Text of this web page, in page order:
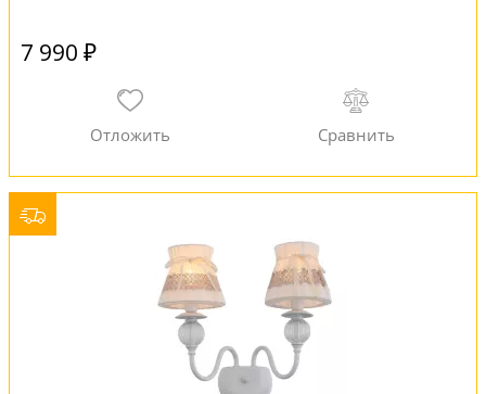
7 990 ₽